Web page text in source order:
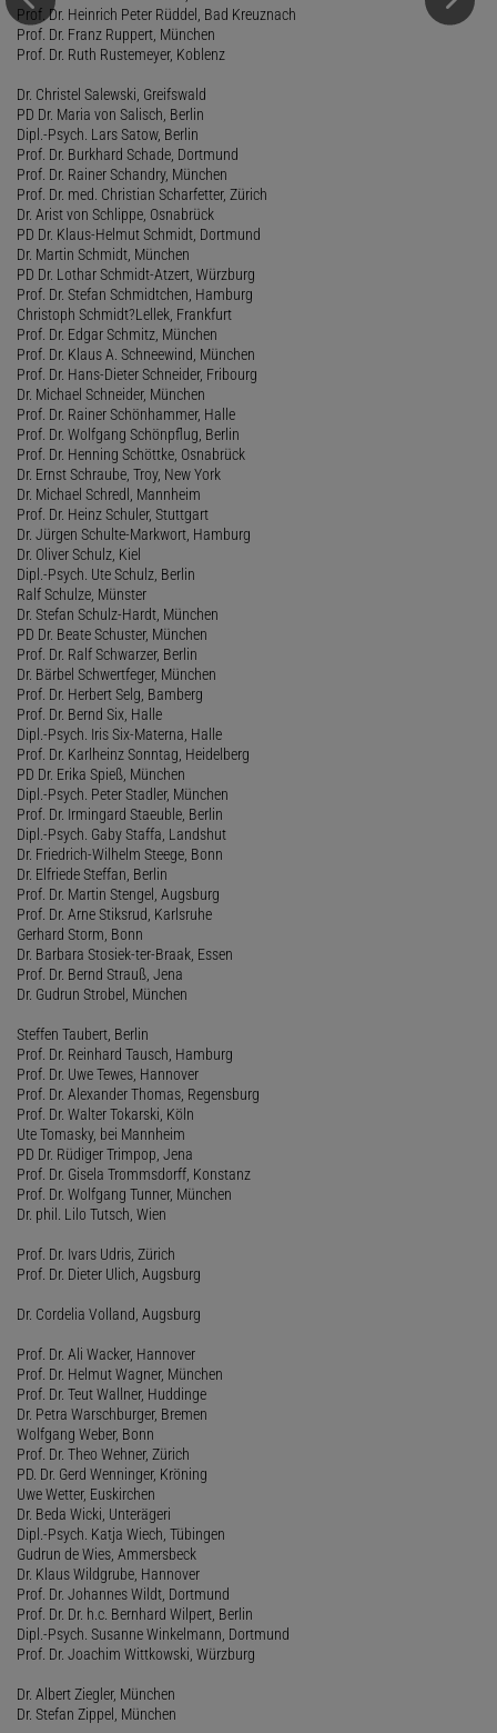
Prof. Dr. Heinrich Peter Rüddel, Bad Kreuznach
Prof. Dr. Franz Ruppert, München
Prof. Dr. Ruth Rustemeyer, Koblenz
Dr. Christel Salewski, Greifswald
PD Dr. Maria von Salisch, Berlin
Dipl.-Psych. Lars Satow, Berlin
Prof. Dr. Burkhard Schade, Dortmund
Prof. Dr. Rainer Schandry, München
Prof. Dr. med. Christian Scharfetter, Zürich
Dr. Arist von Schlippe, Osnabrück
PD Dr. Klaus-Helmut Schmidt, Dortmund
Dr. Martin Schmidt, München
PD Dr. Lothar Schmidt-Atzert, Würzburg
Prof. Dr. Stefan Schmidtchen, Hamburg
Christoph Schmidt?Lellek, Frankfurt
Prof. Dr. Edgar Schmitz, München
Prof. Dr. Klaus A. Schneewind, München
Prof. Dr. Hans-Dieter Schneider, Fribourg
Dr. Michael Schneider, München
Prof. Dr. Rainer Schönhammer, Halle
Prof. Dr. Wolfgang Schönpflug, Berlin
Prof. Dr. Henning Schöttke, Osnabrück
Dr. Ernst Schraube, Troy, New York
Dr. Michael Schredl, Mannheim
Prof. Dr. Heinz Schuler, Stuttgart
Dr. Jürgen Schulte-Markwort, Hamburg
Dr. Oliver Schulz, Kiel
Dipl.-Psych. Ute Schulz, Berlin
Ralf Schulze, Münster
Dr. Stefan Schulz-Hardt, München
PD Dr. Beate Schuster, München
Prof. Dr. Ralf Schwarzer, Berlin
Dr. Bärbel Schwertfeger, München
Prof. Dr. Herbert Selg, Bamberg
Prof. Dr. Bernd Six, Halle
Dipl.-Psych. Iris Six-Materna, Halle
Prof. Dr. Karlheinz Sonntag, Heidelberg
PD Dr. Erika Spieß, München
Dipl.-Psych. Peter Stadler, München
Prof. Dr. Irmingard Staeuble, Berlin
Dipl.-Psych. Gaby Staffa, Landshut
Dr. Friedrich-Wilhelm Steege, Bonn
Dr. Elfriede Steffan, Berlin
Prof. Dr. Martin Stengel, Augsburg
Prof. Dr. Arne Stiksrud, Karlsruhe
Gerhard Storm, Bonn
Dr. Barbara Stosiek-ter-Braak, Essen
Prof. Dr. Bernd Strauß, Jena
Dr. Gudrun Strobel, München
Steffen Taubert, Berlin
Prof. Dr. Reinhard Tausch, Hamburg
Prof. Dr. Uwe Tewes, Hannover
Prof. Dr. Alexander Thomas, Regensburg
Prof. Dr. Walter Tokarski, Köln
Ute Tomasky, bei Mannheim
PD Dr. Rüdiger Trimpop, Jena
Prof. Dr. Gisela Trommsdorff, Konstanz
Prof. Dr. Wolfgang Tunner, München
Dr. phil. Lilo Tutsch, Wien
Prof. Dr. Ivars Udris, Zürich
Prof. Dr. Dieter Ulich, Augsburg
Dr. Cordelia Volland, Augsburg
Prof. Dr. Ali Wacker, Hannover
Prof. Dr. Helmut Wagner, München
Prof. Dr. Teut Wallner, Huddinge
Dr. Petra Warschburger, Bremen
Wolfgang Weber, Bonn
Prof. Dr. Theo Wehner, Zürich
PD. Dr. Gerd Wenninger, Kröning
Uwe Wetter, Euskirchen
Dr. Beda Wicki, Unterägeri
Dipl.-Psych. Katja Wiech, Tübingen
Gudrun de Wies, Ammersbeck
Dr. Klaus Wildgrube, Hannover
Prof. Dr. Johannes Wildt, Dortmund
Prof. Dr. Dr. h.c. Bernhard Wilpert, Berlin
Dipl.-Psych. Susanne Winkelmann, Dortmund
Prof. Dr. Joachim Wittkowski, Würzburg
Dr. Albert Ziegler, München
Dr. Stefan Zippel, München